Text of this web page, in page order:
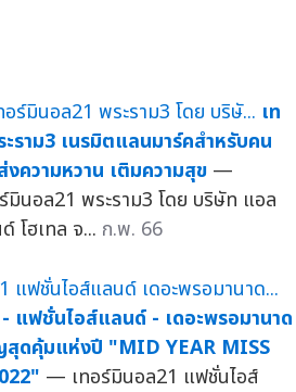
เท
ราม3 เนรมิตแลนมาร์คสำหรับคน
ความหวาน เติมความสุข —
มินอล21 พระราม3 โดย บริษัท แอล
โฮเทล จ... ก.พ. 66
แฟชั่นไอส์แลนด์ - เดอะพรอมานาด
ดคุ้มแห่งปี "MID YEAR MISS
— เทอร์มินอล21 แฟชั่นไอส์